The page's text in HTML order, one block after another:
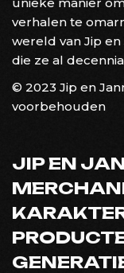
verhalen te
wereld van Jip
die ze al
© 2023 Jip en
voorbehouden
JIP EN